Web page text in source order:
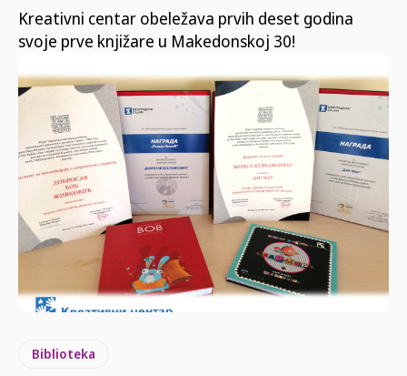
Kreativni centar obeležava prvih deset godina
svoje prve knjižare u Makedonskoj 30!
Biblioteka